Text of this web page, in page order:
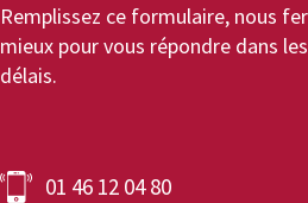
Remplissez ce formulaire, nous
mieux pour vous répondre dans
délais.
01 46 12 04 80